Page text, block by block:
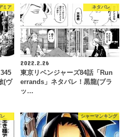
ミア
(ヴ
ネタバレ
2022.2.26
東京リベンジャーズ84話「Run
errands」ネタバレ！黒龍(ブラ
ッ…
シャーマンキング